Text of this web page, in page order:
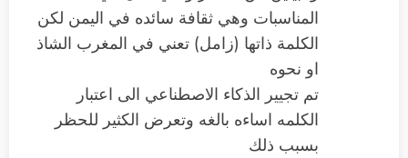
المناسبات وهي ثقافة سائده في اليمن لكن
الكلمة ذاتها (زامل) تعني في المغرب الشاذ
او نحوه
تم تجيير الذكاء الاصطناعي الى اعتبار
الكلمه اساءه بالغه وتعرض الكثير للحظر
بسبب ذلك